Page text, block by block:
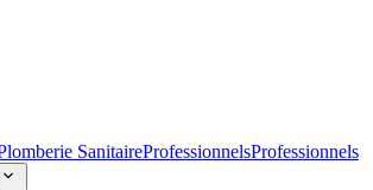
SanitaireProfessionnelsProfessionnels